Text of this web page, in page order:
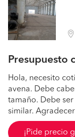
Presupuesto
Hola, necesito
avena. Debe
tamaño. Debe
similar.
¡Pide precio